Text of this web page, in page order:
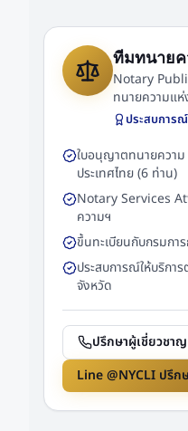
ทีมทนายค
Notary
ทนายความแห่
ประสบการณ์
ใบอนุญาตทนายควา
ประเทศไทย (6 ท่าน)
Notary Services
ความฯ
ขึ้นทะเบียนกับกรมกา
ประสบการณ์ให้บริกา
จังหวัด
ปรึกษาผู้เชี่ยวชา
Line @NYCLI ปรึก